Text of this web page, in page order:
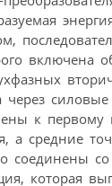
включена
через
к первому
а средние
соединены
которая